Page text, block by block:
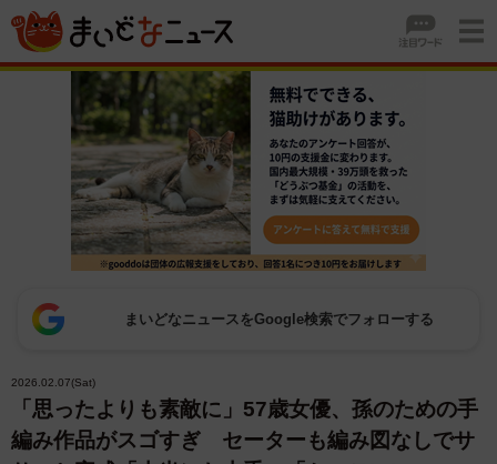
まいどなニュースをGoogle検索でフォローする
2026.02.07(Sat)
「思ったよりも素敵に」57歳女優、孫のための手
編み作品がスゴすぎ セーターも編み図なしでサ